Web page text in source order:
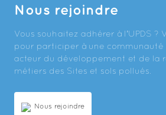
Nous rejoindre
Vous souhaitez adhérer à l’UPDS ?
pour participer à une communauté
acteur du développement et de la
métiers des Sites et sols pollués.
Nous rejoindre